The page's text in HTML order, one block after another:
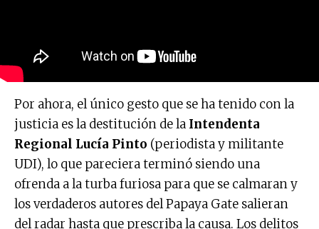
Por ahora, el único gesto que se ha tenido con la
justicia es la destitución de la Intendenta
Regional Lucía Pinto (periodista y militante
UDI), lo que pareciera terminó siendo una
ofrenda a la turba furiosa para que se calmaran y
los verdaderos autores del Papaya Gate salieran
del radar hasta que prescriba la causa. Los delitos